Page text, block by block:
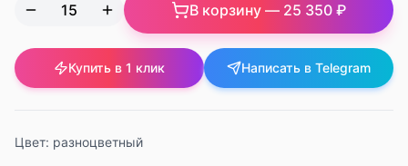
В корзину — 25 350 ₽
Купить в 1 клик Написать в Telegram
Цвет: разноцветный